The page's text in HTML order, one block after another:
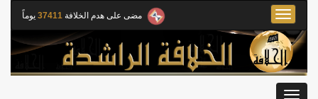
مضى على هدم الخلافة 37411 يوماً
Toggle
navigation